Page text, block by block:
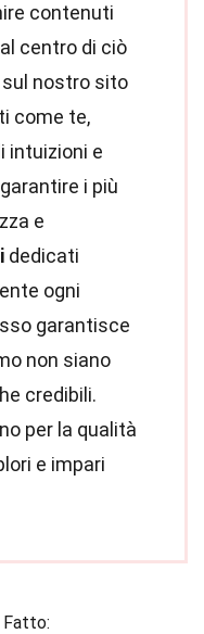
contenuti
centro di ciò
nostro sito
come te,
intuizioni e
i più
e
dedicati
ogni
garantisce
non siano
credibili.
per la qualità
e impari
Fatto: